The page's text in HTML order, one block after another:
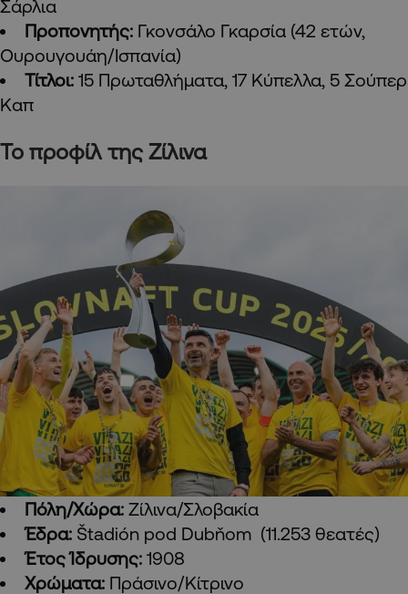
Σάρλια
Προπονητής: Γκονσάλο Γκαρσία (42 ετών,
Ουρουγουάη/Ισπανία)
Τίτλοι: 15 Πρωταθλήματα, 17 Κύπελλα, 5 Σούπερ
Καπ
Το προφίλ της Ζίλινα
Πόλη/Χώρα: Ζίλινα/Σλοβακία
Έδρα: Štadión pod Dubňom (11.253 θεατές)
Έτος Ίδρυσης: 1908
Χρώματα: Πράσινο/Κίτρινο